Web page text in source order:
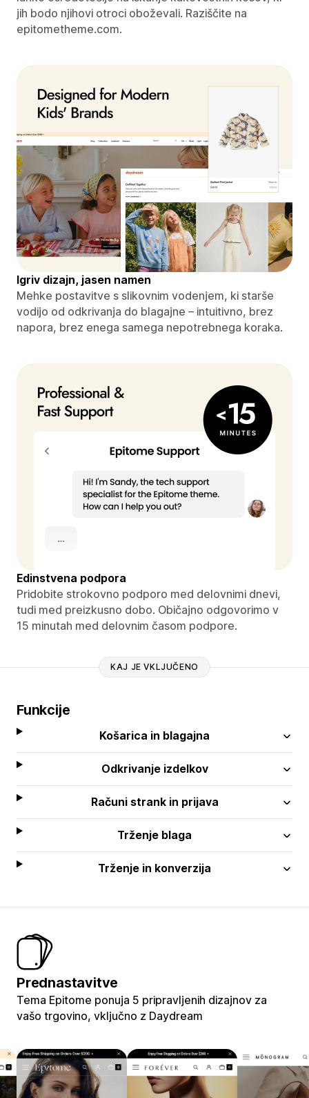
jih bodo njihovi otroci oboževali. Raziščite na
epitometheme.com.
Igriv dizajn, jasen namen
Mehke postavitve s slikovnim vodenjem, ki starše
vodijo od odkrivanja do blagajne – intuitivno, brez
napora, brez enega samega nepotrebnega koraka.
Edinstvena podpora
Pridobite strokovno podporo med delovnimi dnevi,
tudi med preizkusno dobo. Običajno odgovorimo v
15 minutah med delovnim časom podpore.
KAJ JE VKLJUČENO
Funkcije
Košarica in blagajna
Odkrivanje izdelkov
Računi strank in prijava
Trženje blaga
Trženje in konverzija
Prednastavitve
Tema Epitome ponuja 5 pripravljenih dizajnov za
vašo trgovino, vključno z Daydream